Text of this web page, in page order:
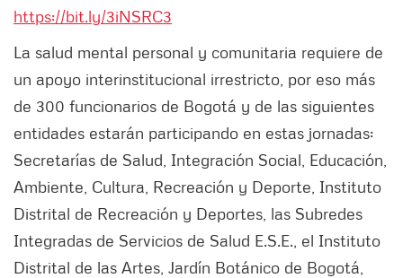
https://bit.ly/3iNSRC3
La salud mental personal y comunitaria requiere de
un apoyo interinstitucional irrestricto, por eso más
de 300 funcionarios de Bogotá y de las siguientes
entidades estarán participando en estas jornadas:
Secretarías de Salud, Integración Social, Educación,
Ambiente, Cultura, Recreación y Deporte, Instituto
Distrital de Recreación y Deportes, las Subredes
Integradas de Servicios de Salud E.S.E., el Instituto
Distrital de las Artes, Jardín Botánico de Bogotá,